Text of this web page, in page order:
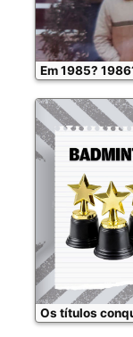
Em 1985?
Os títulos